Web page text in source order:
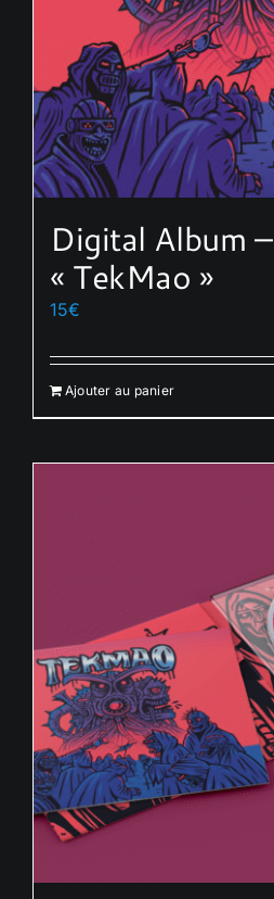
Digital Album –
« TekMao »
15€
Ajouter au panier